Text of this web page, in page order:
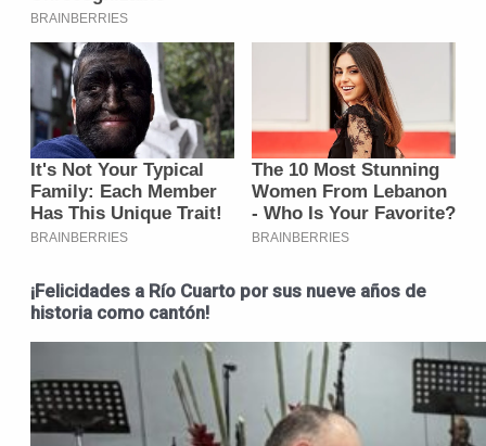
¡Felicidades a Río Cuarto por sus nueve años de
historia como cantón!